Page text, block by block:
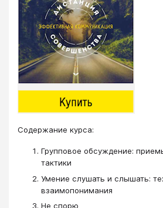
​​​​​​​Cодержание курса:
Групповое обсуждение:
тактики
Умение слушать и слышать:
взаимопонимания
Не спорю